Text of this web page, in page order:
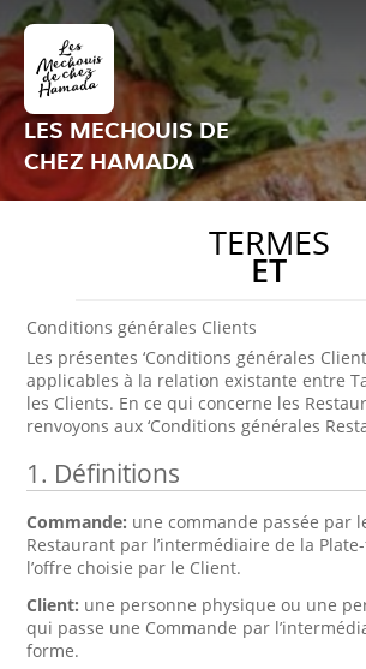
LES MECHOUIS DE
CHEZ HAMADA
TERMES
ET
Conditions générales Clients
Les présentes ‘Conditions générales
applicables à la relation existante entre
les Clients. En ce qui concerne les
renvoyons aux ‘Conditions générales
1. Définitions
Commande: une commande passée par
Restaurant par l’intermédiaire de la
l’offre choisie par le Client.
Client: une personne physique ou une
qui passe une Commande par
forme.